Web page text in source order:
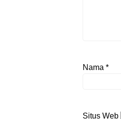
Nama *
Situs Web